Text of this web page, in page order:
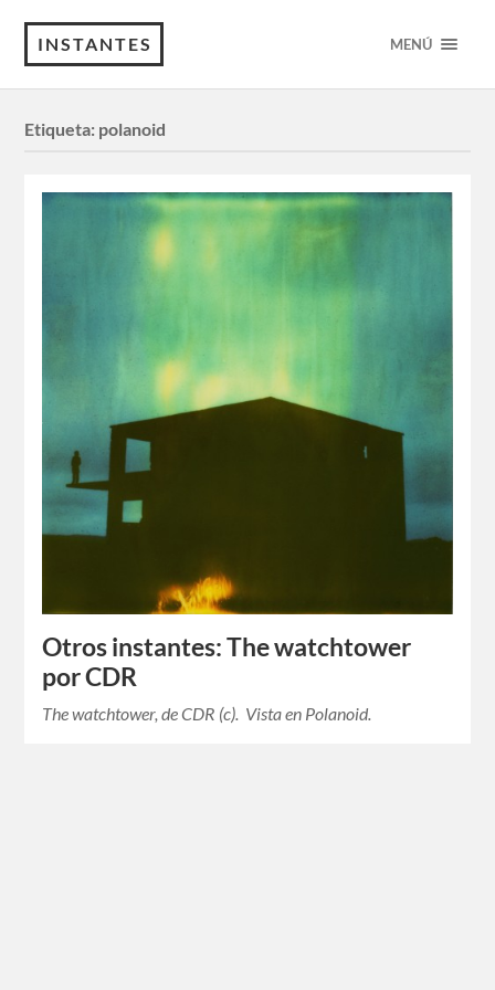
INSTANTES MENÚ
Etiqueta: polanoid
Otros instantes: The watchtower
por CDR
The watchtower, de CDR (c). Vista en Polanoid.